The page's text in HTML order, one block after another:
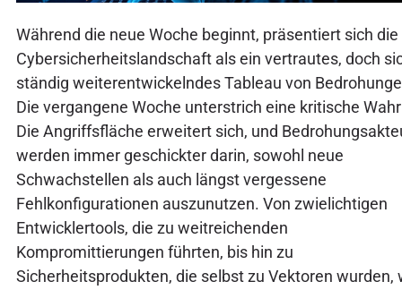
Während die neue Woche beginnt, präsentiert sich die
Cybersicherheitslandschaft als ein vertrautes, doch
ständig weiterentwickelndes Tableau von
Die vergangene Woche unterstrich eine kritische
Die Angriffsfläche erweitert sich, und
werden immer geschickter darin, sowohl neue
Schwachstellen als auch längst vergessene
Fehlkonfigurationen auszunutzen. Von zwielichtigen
Entwicklertools, die zu weitreichenden
Kompromittierungen führten, bis hin zu
Sicherheitsprodukten, die selbst zu Vektoren wurden,